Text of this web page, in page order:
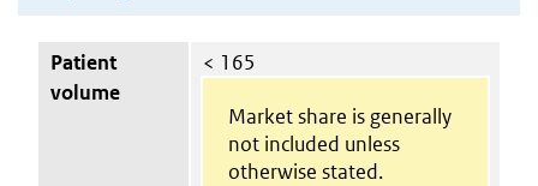
Patient
volume
< 165
Market share is generally
not included unless
otherwise stated.